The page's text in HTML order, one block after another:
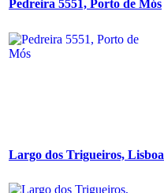
Pedreira 5551, Porto de Mós
Largo dos Trigueiros, Lisboa